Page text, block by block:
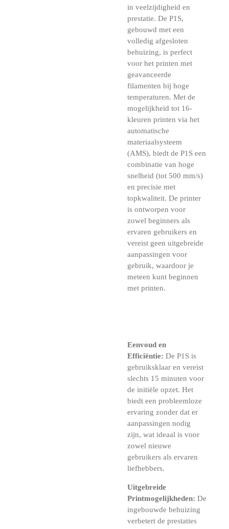
in veelzijdigheid en
prestatie. De P1S,
gebouwd met een
volledig afgesloten
behuizing, is perfect
voor het printen met
geavanceerde
filamenten bij hoge
temperaturen. Met de
mogelijkheid tot 16-
kleuren printen via het
automatische
materiaalsysteem
(AMS), biedt de P1S een
combinatie van hoge
snelheid (tot 500 mm/s)
en precisie met
topkwaliteit. De printer
is ontworpen voor
zowel beginners als
ervaren gebruikers en
vereist geen uitgebreide
aanpassingen voor
gebruik, waardoor je
meteen kunt beginnen
met printen.
Eenvoud en
Efficiëntie: De P1S is
gebruiksklaar en vereist
slechts 15 minuten voor
de initiële opzet. Het
biedt een probleemloze
ervaring zonder dat er
aanpassingen nodig
zijn, wat ideaal is voor
zowel nieuwe
gebruikers als ervaren
liefhebbers.
Uitgebreide
Printmogelijkheden: De
ingebouwde behuizing
verbetert de prestaties